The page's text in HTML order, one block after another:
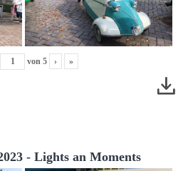
von 5 › »
- Lights an Moments